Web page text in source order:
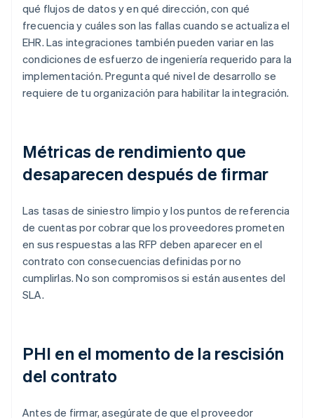
qué flujos de datos y en qué dirección, con qué
frecuencia y cuáles son las fallas cuando se actualiza el
EHR. Las integraciones también pueden variar en las
condiciones de esfuerzo de ingeniería requerido para la
implementación. Pregunta qué nivel de desarrollo se
requiere de tu organización para habilitar la integración.
Métricas de rendimiento que
desaparecen después de firmar
Las tasas de siniestro limpio y los puntos de referencia
de cuentas por cobrar que los proveedores prometen
en sus respuestas a las RFP deben aparecer en el
contrato con consecuencias definidas por no
cumplirlas. No son compromisos si están ausentes del
SLA.
PHI en el momento de la rescisión
del contrato
Antes de firmar, asegúrate de que el proveedor